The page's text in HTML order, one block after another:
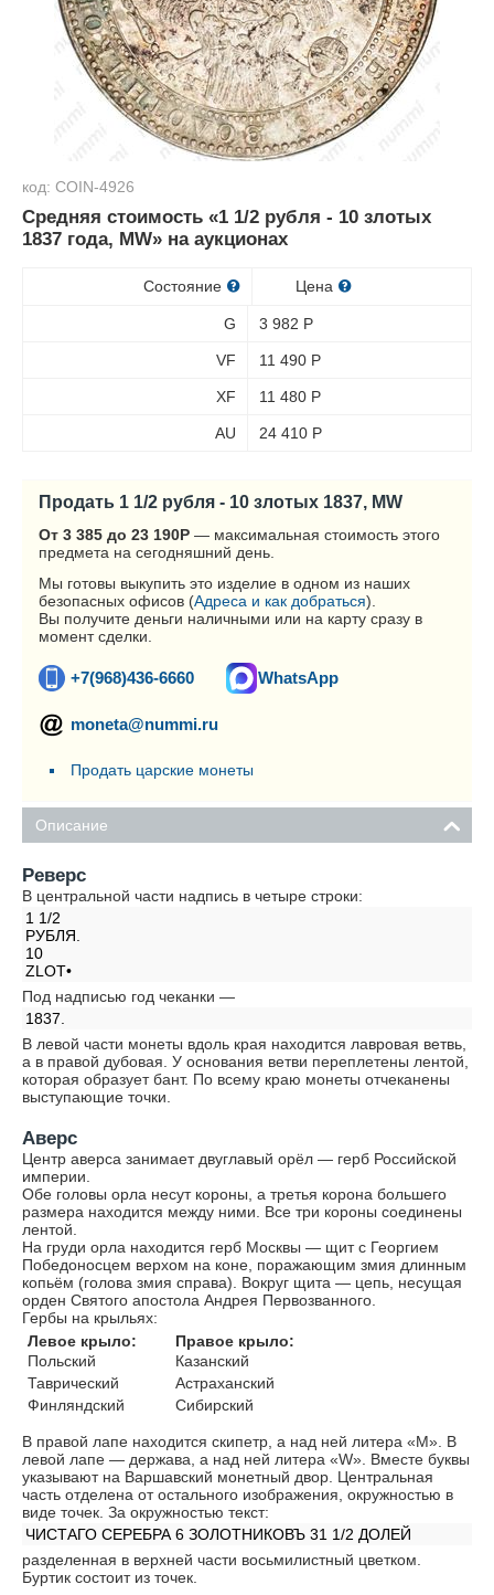
код: COIN-4926
Средняя стоимость «1 1/2 рубля - 10 злотых
1837 года, MW» на аукционах
Состояние Цена
G 3 982 Р
VF 11 490 Р
XF 11 480 Р
AU 24 410 Р
Продать 1 1/2 рубля - 10 злотых 1837, MW
От 3 385 до 23 190Р — максимальная стоимость этого
предмета на сегодняшний день.
Мы готовы выкупить это изделие в одном из наших
безопасных офисов (Адреса и как добраться).
Вы получите деньги наличными или на карту сразу в
момент сделки.
+7(968)436-6660 WhatsApp
moneta@nummi.ru
Продать царские монеты
Описание
Реверс
В центральной части надпись в четыре строки:
1 1/2
РУБЛЯ.
10
ZLOT•
Под надписью год чеканки —
1837.
В левой части монеты вдоль края находится лавровая ветвь,
а в правой дубовая. У основания ветви переплетены лентой,
которая образует бант. По всему краю монеты отчеканены
выступающие точки.
Аверс
Центр аверса занимает двуглавый орёл — герб Российской
империи.
Обе головы орла несут короны, а третья корона большего
размера находится между ними. Все три короны соединены
лентой.
На груди орла находится герб Москвы — щит с Георгием
Победоносцем верхом на коне, поражающим змия длинным
копьём (голова змия справа). Вокруг щита — цепь, несущая
орден Святого апостола Андрея Первозванного.
Гербы на крыльях:
Левое крыло:
Польский
Таврический
Финляндский
Правое крыло:
Казанский
Астраханский
Сибирский
В правой лапе находится скипетр, а над ней литера «М». В
левой лапе — держава, а над ней литера «W». Вместе буквы
указывают на Варшавский монетный двор. Центральная
часть отделена от остального изображения, окружностью в
виде точек. За окружностью текст:
ЧИСТАГО СЕРЕБРА 6 ЗОЛОТНИКОВЪ 31 1/2 ДОЛЕЙ
разделенная в верхней части восьмилистный цветком.
Буртик состоит из точек.